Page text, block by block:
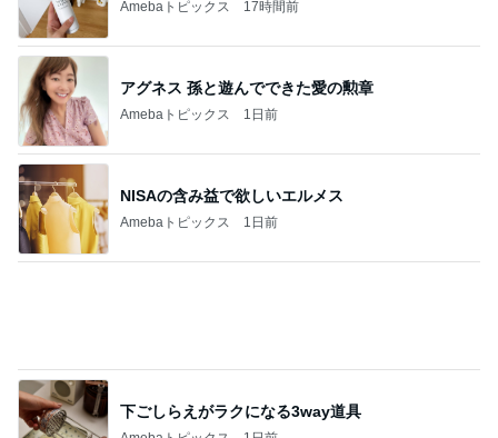
はしのえみ ご褒美の高級ジェラート
本当にピーンとする目の下のクリーム
Amebaトピックス 1日前